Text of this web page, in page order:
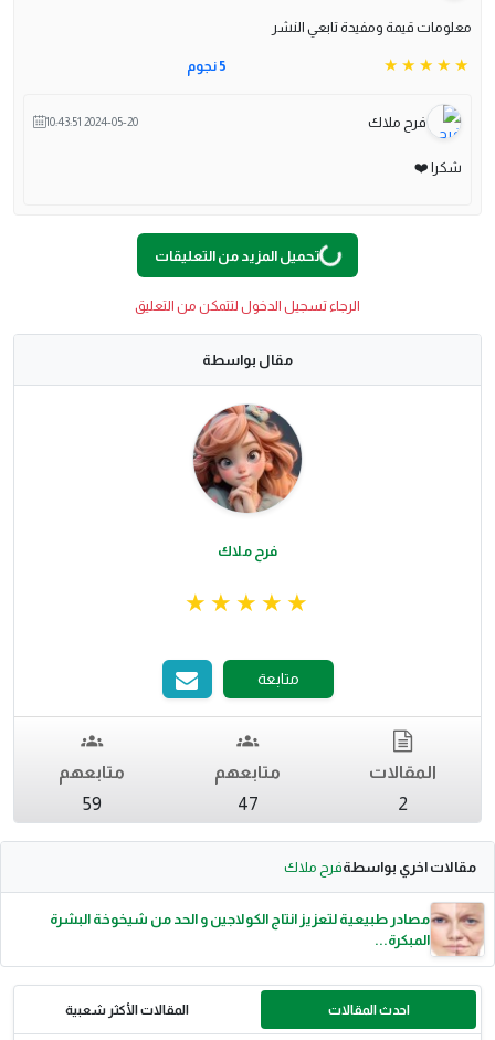
معلومات قيمة ومفيدة تابعي النشر
5 نجوم
فرح ملاك 2024-05-20 10:43:51
شكرا ❤️
L
O
A
D
I
N
G
.
.
.تحميل المزيد من التعليقات
الرجاء تسجيل الدخول لتتمكن من التعليق
مقال بواسطة
فرح ملاك
متابعة
المقالات
2
متابعهم
47
متابعهم
59
مقالات اخري بواسطةفرح ملاك
مصادر طبيعية لتعزيز انتاج الكولاجين و الحد من شيخوخة البشرة
المبكرة...
احدث المقالات المقالات الأكثر شعبية